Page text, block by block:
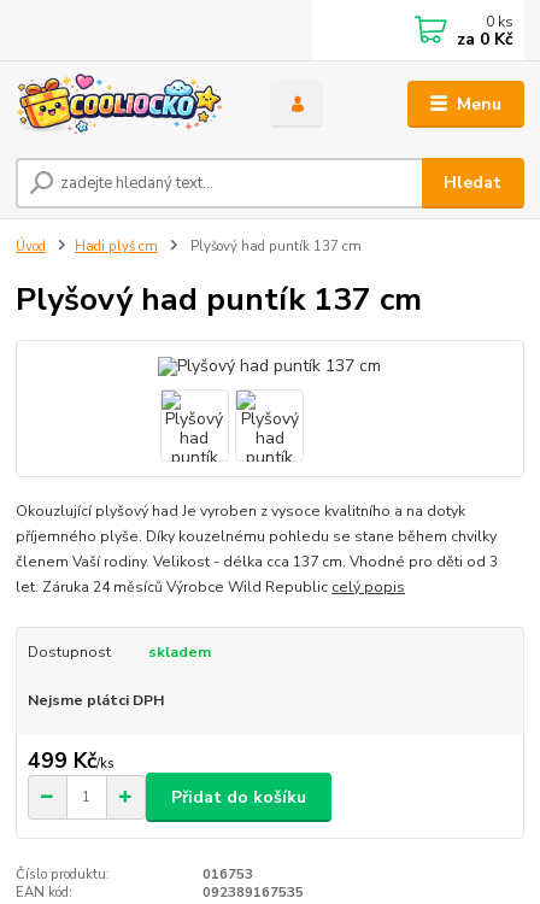
Menu
Hledat
0 ks
za 0 Kč
Úvod Hadi plyš cm Plyšový had puntík 137 cm
Plyšový had puntík 137 cm
Okouzlující plyšový had Je vyroben z vysoce kvalitního a na dotyk
příjemného plyše. Díky kouzelnému pohledu se stane během chvilky
členem Vaší rodiny. Velikost - délka cca 137 cm. Vhodné pro děti od 3
let. Záruka 24 měsíců Výrobce Wild Republic celý popis
Dostupnost skladem
Nejsme plátci DPH
499 Kč/ks
Přidat do košíku
Číslo produktu:
016753
EAN kód:
092389167535